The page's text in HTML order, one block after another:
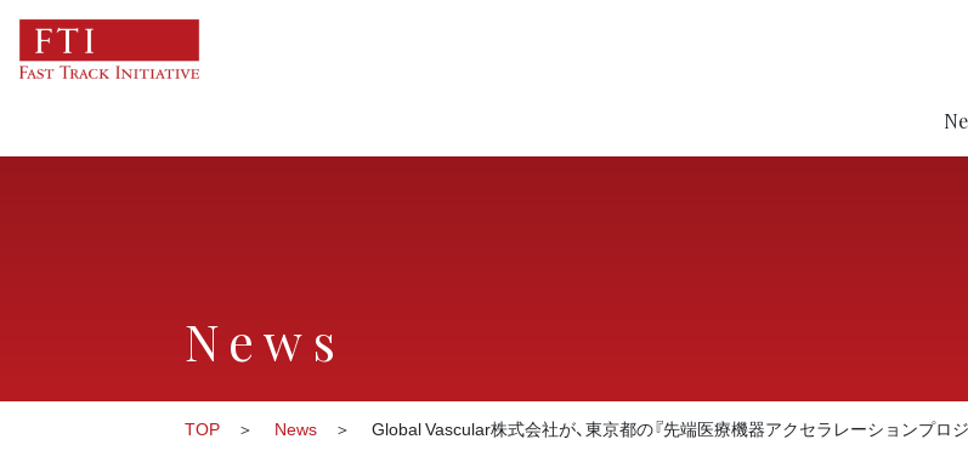
News
TOP News Global Vascular株式会社が、東京都の『先端医療機器アクセラレーションプロ